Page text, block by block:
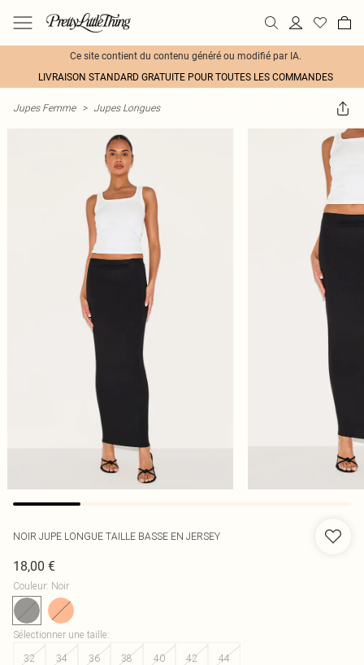
Ce site contient du contenu généré ou modifié par IA.
LIVRAISON STANDARD GRATUITE POUR TOUTES LES COMMANDES
Jupes Femme > Jupes Longues
NOIR JUPE LONGUE TAILLE BASSE EN JERSEY
18,00 €
Couleur: Noir
Sélectionner une taille:
32
34 36 38 40 42 44